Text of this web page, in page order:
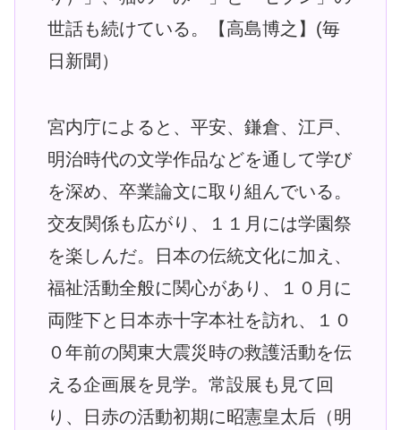
世話も続けている。【高島博之】(毎
日新聞）
宮内庁によると、平安、鎌倉、江戸、
明治時代の文学作品などを通して学び
を深め、卒業論文に取り組んでいる。
交友関係も広がり、１１月には学園祭
を楽しんだ。日本の伝統文化に加え、
福祉活動全般に関心があり、１０月に
両陛下と日本赤十字本社を訪れ、１０
０年前の関東大震災時の救護活動を伝
える企画展を見学。常設展も見て回
り、日赤の活動初期に昭憲皇太后（明